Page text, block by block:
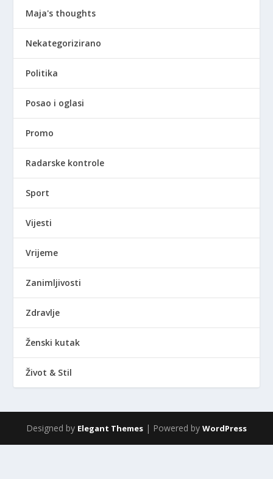
Maja's thoughts
Nekategorizirano
Politika
Posao i oglasi
Promo
Radarske kontrole
Sport
Vijesti
Vrijeme
Zanimljivosti
Zdravlje
Ženski kutak
Život & Stil
Designed by Elegant Themes | Powered by WordPress